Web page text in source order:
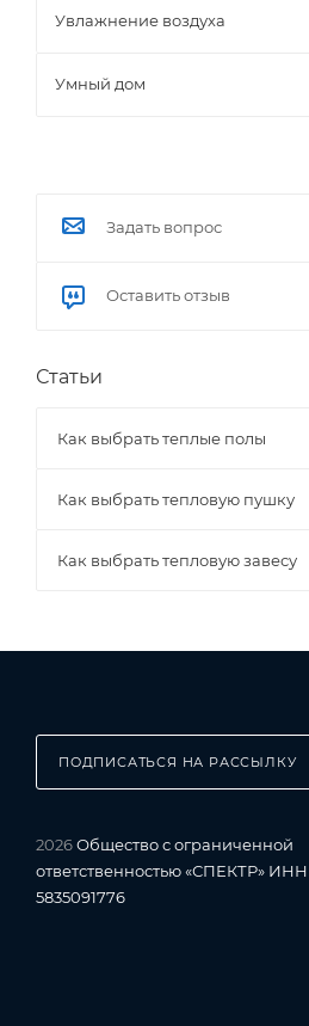
Увлажнение воздуха
Умный дом
Задать вопрос
Оставить отзыв
Статьи
Как выбрать теплые полы
Как выбрать тепловую пушку
Как выбрать тепловую завесу
ПОДПИСАТЬСЯ НА РАССЫЛКУ
2026Общество с ограниченной
ответственностью «СПЕКТР» ИНН
5835091776